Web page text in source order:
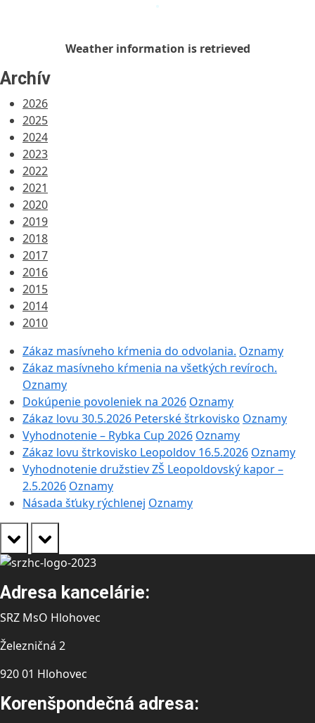
Weather information is retrieved
Archív
2026
2025
2024
2023
2022
2021
2020
2019
2018
2017
2016
2015
2014
2010
Zákaz masívneho kŕmenia do odvolania. Oznamy
Zákaz masívneho kŕmenia na všetkých revíroch.
Oznamy
Dokúpenie povoleniek na 2026 Oznamy
Zákaz lovu 30.5.2026 Peterské štrkovisko Oznamy
Vyhodnotenie – Rybka Cup 2026 Oznamy
Zákaz lovu štrkovisko Leopoldov 16.5.2026 Oznamy
Vyhodnotenie družstiev ZŠ Leopoldovský kapor –
2.5.2026 Oznamy
Násada šťuky rýchlenej Oznamy
prev next
Adresa kancelárie:
SRZ MsO Hlohovec
Železničná 2
920 01 Hlohovec
Korenšpondečná adresa: